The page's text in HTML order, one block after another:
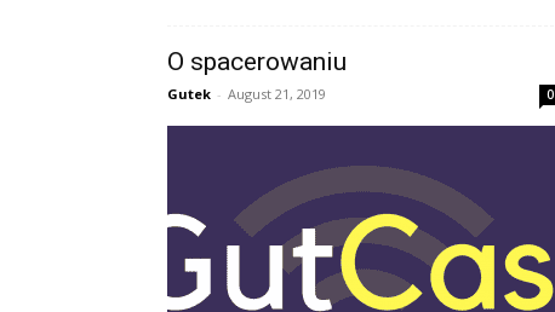
O spacerowaniu
Gutek - August 21, 2019 0